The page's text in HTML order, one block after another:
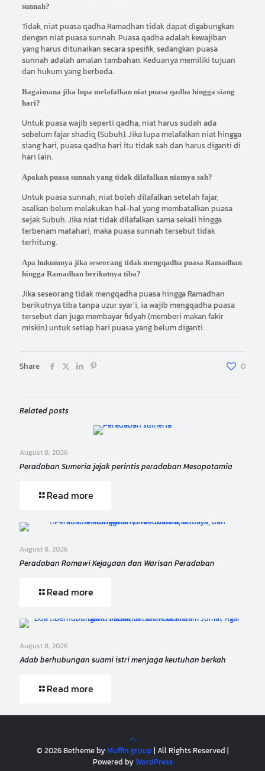
sunnah?
Tidak, niat puasa qadha Ramadhan tidak dapat digabungkan
dengan niat puasa sunnah. Puasa qadha adalah kewajiban
yang harus ditunaikan secara spesifik, sedangkan puasa
sunnah adalah amalan tambahan. Keduanya memiliki tujuan
dan hukum yang berbeda.
Bagaimana jika lupa melafalkan niat puasa qadha hingga siang
hari?
Untuk puasa wajib seperti qadha, niat harus sudah ada
sebelum fajar shadiq (Subuh). Jika lupa melafalkan niat hingga
siang hari, puasa qadha hari itu tidak sah dan harus diganti di
hari lain.
Apakah puasa sunnah yang tidak dilafalkan niatnya sah?
Untuk puasa sunnah, niat boleh dilafalkan setelah fajar,
asalkan belum melakukan hal-hal yang membatalkan puasa
sejak Subuh. Jika niat tidak dilafalkan sama sekali hingga
terbenam matahari, maka puasa sunnah tersebut tidak
terhitung.
Apa hukumnya jika seseorang tidak mengqadha puasa Ramadhan
hingga Ramadhan berikutnya tiba?
Jika seseorang tidak mengqadha puasa hingga Ramadhan
berikutnya tiba tanpa uzur syar’i, ia wajib mengqadha puasa
tersebut dan juga membayar fidyah (memberi makan fakir
miskin) untuk setiap hari puasa yang belum diganti.
Share 0
Related posts
August 8, 2026
Peradaban Sumeria jejak perintis peradaban Mesopotamia
Read more
August 8, 2026
Peradaban Romawi Kejayaan dan Warisan Peradaban
Read more
August 8, 2026
Adab berhubungan suami istri menjaga keutuhan berkah
Read more
© 2026 Betheme byMuffin group | All Rights Reserved |
Powered byWordPress